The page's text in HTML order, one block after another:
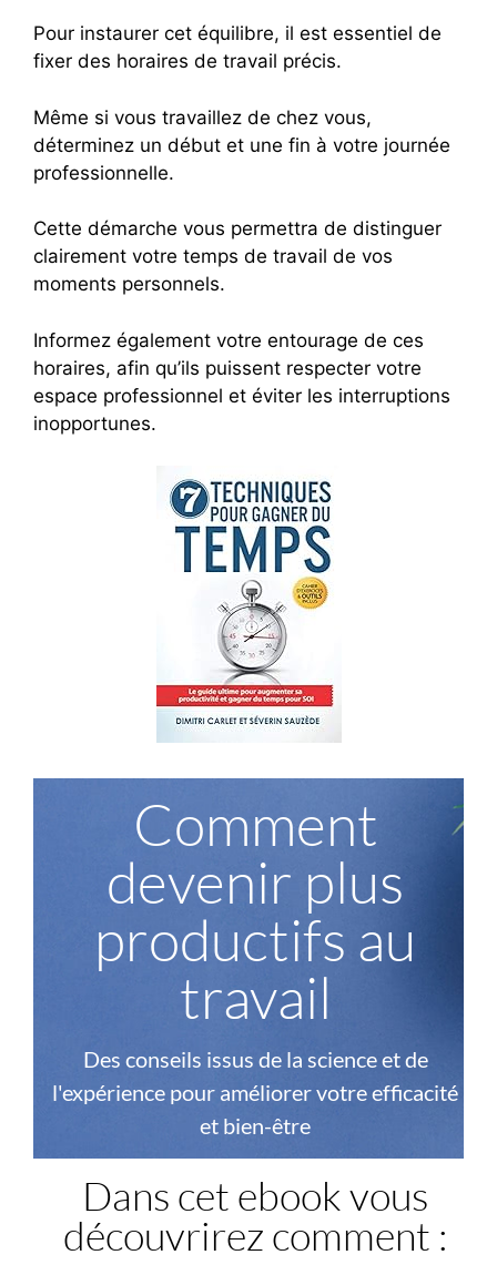
Pour instaurer cet équilibre, il est essentiel de
fixer des horaires de travail précis.
Même si vous travaillez de chez vous,
déterminez un début et une fin à votre journée
professionnelle.
Cette démarche vous permettra de distinguer
clairement votre temps de travail de vos
moments personnels.
Informez également votre entourage de ces
horaires, afin qu’ils puissent respecter votre
espace professionnel et éviter les interruptions
inopportunes.